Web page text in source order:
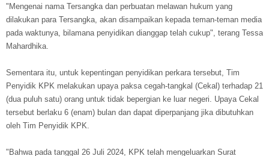
"Mengenai nama Tersangka dan perbuatan melawan hukum yang
dilakukan para Tersangka, akan disampaikan kepada teman-teman media
pada waktunya, bilamana penyidikan dianggap telah cukup", terang Tessa
Mahardhika.
Sementara itu, untuk kepentingan penyidikan perkara tersebut, Tim
Penyidik KPK melakukan upaya paksa cegah-tangkal (Cekal) terhadap 21
(dua puluh satu) orang untuk tidak bepergian ke luar negeri. Upaya Cekal
tersebut berlaku 6 (enam) bulan dan dapat diperpanjang jika dibutuhkan
oleh Tim Penyidik KPK.
"Bahwa pada tanggal 26 Juli 2024, KPK telah mengeluarkan Surat